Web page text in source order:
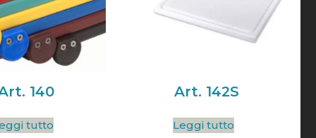
140
tutto
Art. 142S
Leggi tutto